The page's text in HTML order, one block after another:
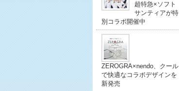
超特急×ソフト
サンティアが特
別コラボ開催中
ZEROGRA×nendo、クール
で快適なコラボデザインを
新発売